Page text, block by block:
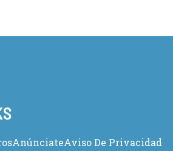
AnúnciateAviso De Privacidad